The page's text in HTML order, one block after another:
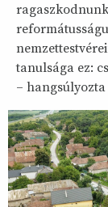
tanulsága ez:
–